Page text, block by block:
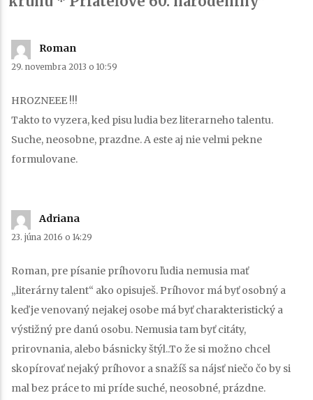
Roman
29. novembra 2013 o 10:59
HROZNEEE !!!
Takto to vyzera, ked pisu ludia bez literarneho talentu.
Suche, neosobne, prazdne. A este aj nie velmi pekne
formulovane.
Adriana
23. júna 2016 o 14:29
Roman, pre písanie príhovoru ľudia nemusia mať
„literárny talent“ ako opisuješ. Príhovor má byť osobný a
keď je venovaný nejakej osobe má byť charakteristický a
výstižný pre danú osobu. Nemusia tam byť citáty,
prirovnania, alebo básnicky štýl..To že si možno chcel
skopírovať nejaký príhovor a snažíš sa nájsť niečo čo by si
mal bez práce to mi príde suché, neosobné, prázdne.